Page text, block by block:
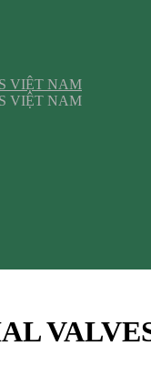
VIỆT NAM
VIỆT NAM